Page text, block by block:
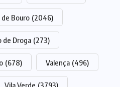
Bouro (2046)
de Droga (273)
(678) Valença (496)
Vila Verde (3793)